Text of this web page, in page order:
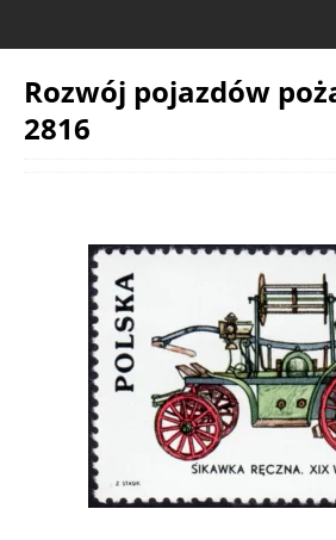
Rozwój pojazdów
2816